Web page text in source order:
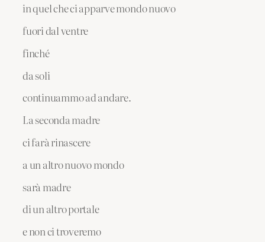
in quel che ci apparve mondo nuovo
fuori dal ventre
finché
da soli
continuammo ad andare.
La seconda madre
ci farà rinascere
a un altro nuovo mondo
sarà madre
di un altro portale
e non ci troveremo